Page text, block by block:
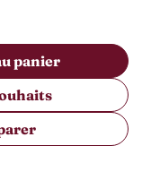
panier